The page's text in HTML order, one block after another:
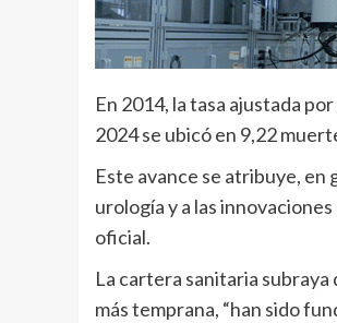
En 2014, la tasa ajustada
2024 se ubicó en 9,22
Este avance se atribuye, en
urología y a las
oficial.
La cartera sanitaria
más temprana, “han sido